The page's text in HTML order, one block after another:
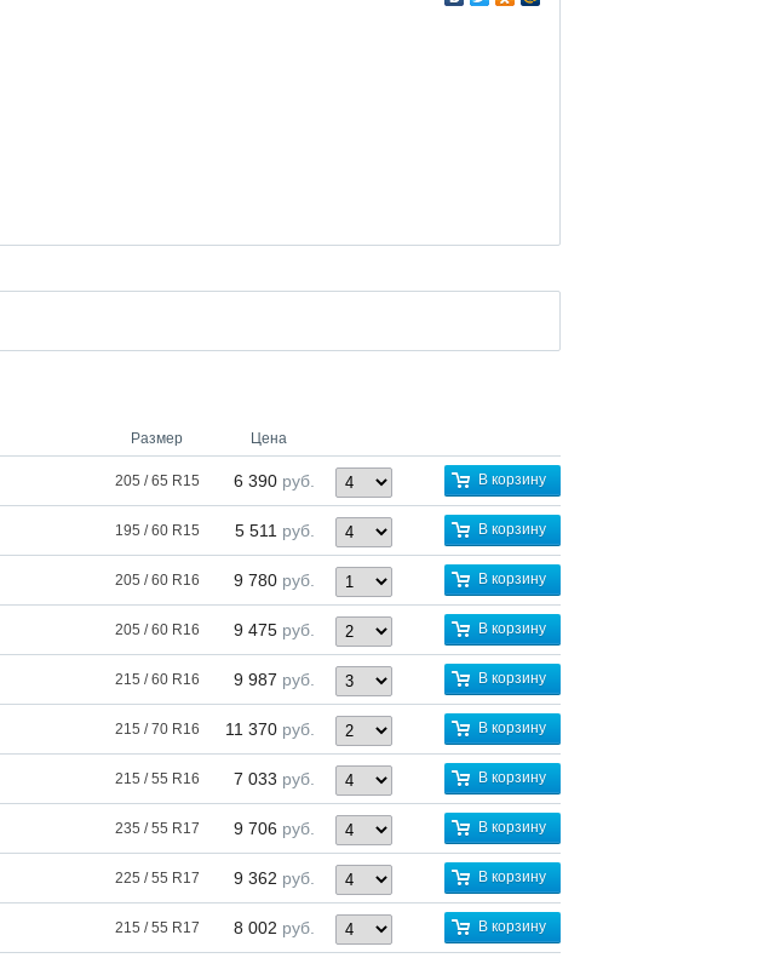
Размер Цена
205 / 65 R15 6 390 руб. В корзину
195 / 60 R15 5 511 руб. В корзину
205 / 60 R16 9 780 руб. В корзину
205 / 60 R16 9 475 руб. В корзину
215 / 60 R16 9 987 руб. В корзину
215 / 70 R16 11 370 руб. В корзину
215 / 55 R16 7 033 руб. В корзину
235 / 55 R17 9 706 руб. В корзину
225 / 55 R17 9 362 руб. В корзину
215 / 55 R17 8 002 руб. В корзину